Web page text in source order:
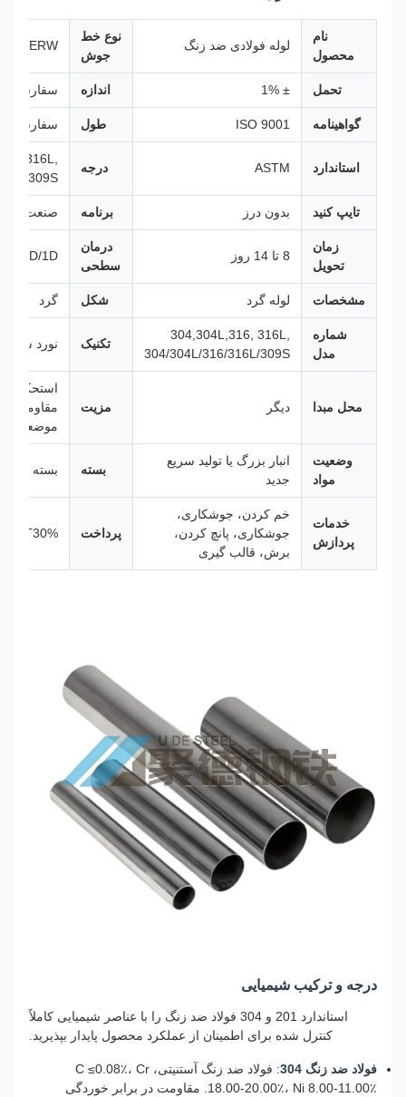
نام
محصول
لوله فولادی ضد زنگ
نوع خط
جوش
ERW
تحمل ± 1% اندازه سفارشی
گواهینامه ISO 9001 طول سفارشی
استاندارد ASTM درجه
316L,
309S
تایپ کنید بدون درز برنامه صنعت /
زمان
تحویل
8 تا 14 روز
درمان
سطحی
2D/1D
مشخصات لوله گرد شکل گرد
شماره
مدل
304,304L,316, 316L,
304/304L/316/316L/309S
تکنیک نورد سرد
محل مبدا دیگر مزیت
استحکام
مقاومت
موضعی
وضعیت
مواد
انبار بزرگ یا تولید سریع
جدید
بسته بسته
خدمات
پردازش
خم کردن، جوشکاری،
جوشکاری، پانچ کردن،
برش، قالب گیری
پرداخت T/T30% سپرده + 70% پیش پرداخت
درجه و ترکیب شیمیایی
استاندارد 201 و 304 فولاد ضد زنگ را با عناصر شیمیایی کاملاً
کنترل شده برای اطمینان از عملکرد محصول پایدار بپذیرید.
فولاد ضد زنگ 304
: فولاد ضد زنگ آستنیتی، C ≤0.08٪، Cr
18.00-20.00٪، Ni 8.00-11.00٪. مقاومت در برابر خوردگی